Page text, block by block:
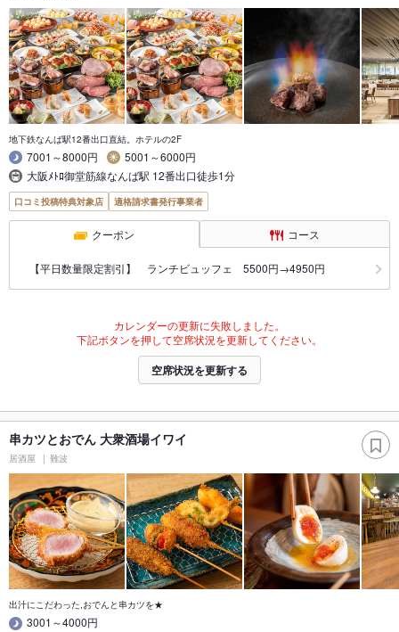
地下鉄なんば駅12番出口直結。ホテルの2F
7001～8000円
5001～6000円
大阪ﾒﾄﾛ御堂筋線なんば駅 12番出口徒歩1分
口コミ投稿特典対象店 適格請求書発行事業者
クーポン コース
【平日数量限定割引】 ランチビュッフェ 5500円→4950円
カレンダーの更新に失敗しました。
下記ボタンを押して空席状況を更新してください。
空席状況を更新する
串カツとおでん 大衆酒場イワイ
居酒屋 難波
出汁にこだわった,おでんと串カツを★
3001～4000円